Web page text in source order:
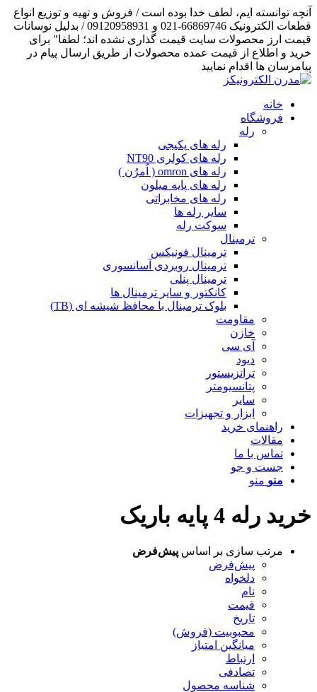
آنچه توانسته ایم، لطف خدا بوده است / فروش و تهیه و توزیع انواع
قطعات الکترونیک 66869746-021 و 09120958931 / بدلیل نوسانات
قیمت ارز محصولات سایت قیمت گذاری نشده اند؛ لطفا" برای
خرید و اطلاع از قیمت عمده محصولات از طریق ارسال پیام در
پیامرسان ها اقدام نمایید
خانه
فروشگاه
رله
رله های پکیجی
رله های کولری NT90
رله های omron ( اُمرُن )
رله های پایه میلون
رله های مخابراتی
سایر رله ها
سوکت رله
ترمینال
ترمینال فونیکس
ترمینال روبردی آسانسوری
ترمینال پنلی
کانکتور و سایر ترمینال ها
بلوک ترمینال با محافظ شیشه ای (TB)
مقاومت
خازن
آی سی
دیود
ترانزیستور
پتانسیومتر
سایر
ابزار و تجهیزات
راهنمای خرید
مقالات
تماس با ما
جست و جو
منو منو
خرید رله 4 پایه باریک
مرتب سازی بر اساس پیش‌فرض
پیش‌فرض
دلخواه
نام
قیمت
تاریخ
محبوبیت (فروش)
میانگین امتیاز
ارتباط
تصادفی
شناسه محصول